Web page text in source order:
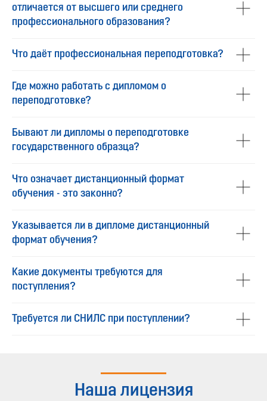
отличается от высшего или среднего
профессионального образования?
Что даёт профессиональная переподготовка?
Где можно работать с дипломом о
переподготовке?
Бывают ли дипломы о переподготовке
государственного образца?
Что означает дистанционный формат
обучения - это законно?
Указывается ли в дипломе дистанционный
формат обучения?
Какие документы требуются для
поступления?
Требуется ли СНИЛС при поступлении?
Наша лицензия